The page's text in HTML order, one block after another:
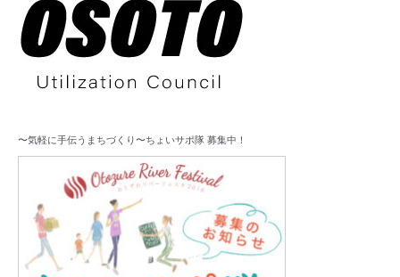
〜気軽に手伝うまちづくり〜ちょいサポ隊 募集中！